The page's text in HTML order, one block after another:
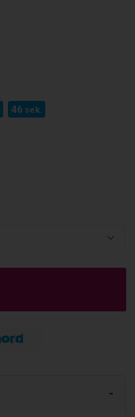
45 sek.